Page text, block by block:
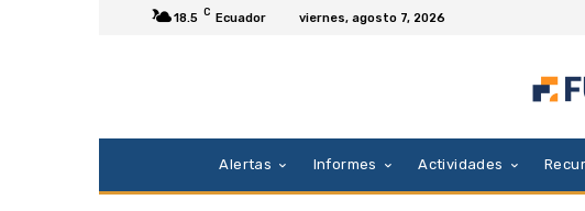
18.5 C Ecuador viernes, agosto 7, 2026
Alertas Informes Actividades